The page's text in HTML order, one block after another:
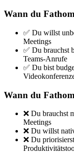
Wann du
✅ Du willst
Meetings
✅ Du brauchst
Teams-Anrufe
✅ Du bist
Wann du
❌ Du brauchst
Meetings
❌ Du willst
❌ Du